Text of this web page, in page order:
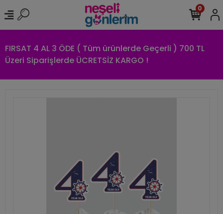
FIRSAT 4 AL 3 ÖDE ( Tüm ürünlerde Geçerli ) 700 TL
Üzeri Siparişlerde ÜCRETSİZ KARGO !
0